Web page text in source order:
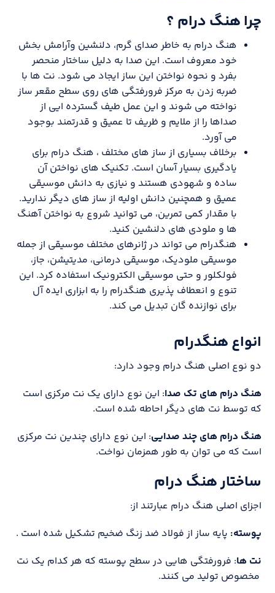
چرا هنگ درام ؟
هنگ درام به خاطر صدای گرم، دلنشین وآرامش بخش
خود معروف است. این صدا به دلیل ساختار منحصر
بفرد و نحوه نواختن این ساز ایجاد می شود. نت ها با
ضربه زدن به مرکز فرورفتگی های روی سطح مقعر ساز
نواخته می شوند و این عمل طیف گسترده ایی از
صداها را از ملایم و ظریف تا عمیق و قدرتمند بوجود
می آورد.
برخلاف بسیاری از ساز های مختلف ، هنگ درام برای
یادگیری بسیار آسان است. تکنیک های نواختن آن
ساده و شهودی هستند و نیازی به دانش موسیقی
عمیق و همچنین دانش اولیه از ساز های دیگر ندارید.
با مقدار کمی تمرین، می توانید شروع به نواختن آهنگ
ها و ملودی های دلنشین کنید.
هنگدرام می تواند در ژانرهای مختلف موسیقی از جمله
موسیقی ملودیک، موسیقی درمانی، مدیتیشن، جاز،
فولکلور و حتی موسیقی الکترونیک استفاده کرد. این
تنوع و انعطاف پذیری هنگدرام را به ابزاری ایده آل
برای نوازنده گان تبدیل می کند.
انواع هنگدرام
دو نوع اصلی هنگ درام وجود دارد:
هنگ درام های تک صدا: این نوع دارای یک نت مرکزی است
که توسط نت های دیگر احاطه شده است.
هنگ درام های چند صدایی: این نوع دارای چندین نت مرکزی
است که می توان به طور همزمان نواخت.
ساختار هنگ درام
اجزای اصلی هنگ درام عبارتند از:
پوسته: پایه ساز از فولاد ضد زنگ ضخیم تشکیل شده است .
نت ها: فرورفتگی هایی در سطح پوسته که هر کدام یک نت
مخصوص تولید می کنند.